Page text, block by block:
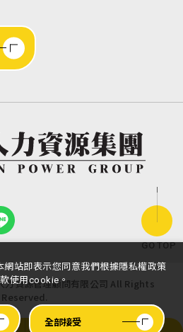
力資源管理顧問有限公司 All Rights
Reserved.
GO TOP
站即表示您同意我們根據隱私權政策
使用cookie。
全部接受